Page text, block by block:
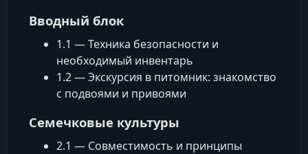
Вводный блок
1.1 — Техника безопасности и
необходимый инвентарь
1.2 — Экскурсия в питомник: знакомство
с подвоями и привоями
Семечковые культуры
2.1 — Совместимость и принципы